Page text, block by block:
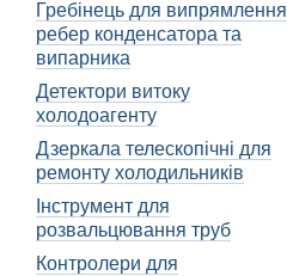
Гребінець для випрямлення
ребер конденсатора та
випарника
Детектори витоку
холодоагенту
Дзеркала телескопічні для
ремонту холодильників
Інструмент для
розвальцювання труб
Контролери для